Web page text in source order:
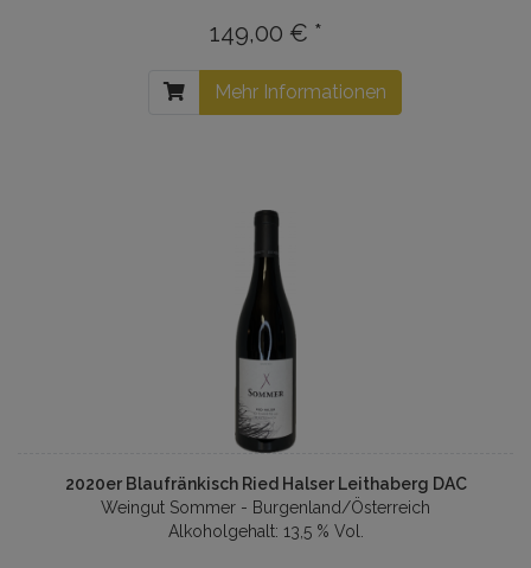
149,00 € *
Mehr Informationen
2020er Blaufränkisch Ried Halser Leithaberg DAC
Weingut Sommer - Burgenland/Österreich
Alkoholgehalt: 13,5 % Vol.